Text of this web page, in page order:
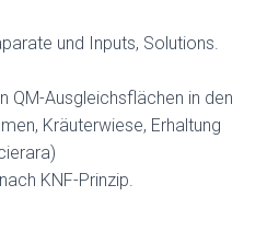
und Inputs, Solutions.
QM-Ausgleichsflächen in den
Kräuterwiese, Erhaltung
KNF-Prinzip.